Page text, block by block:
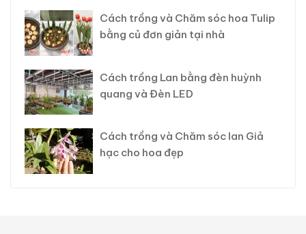
Cách trồng và Chăm sóc hoa Tulip
bằng củ đơn giản tại nhà
Cách trồng Lan bằng đèn huỳnh
quang và Đèn LED
Cách trồng và Chăm sóc lan Giả
hạc cho hoa đẹp